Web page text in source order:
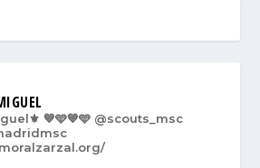
💙🩵💙🩵 @scouts_msc